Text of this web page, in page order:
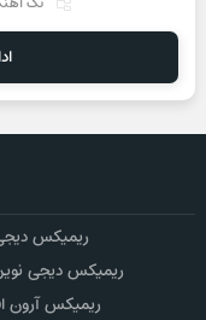
ریمیکس
ریمیکس دیجی
ریمیکس آرون